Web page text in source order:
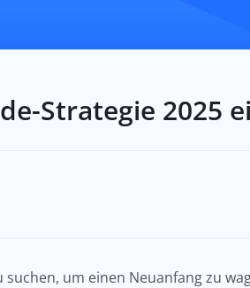
Strategie 2025
suchen, um einen Neuanfang zu